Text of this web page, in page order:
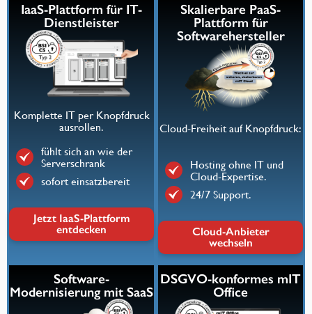
IaaS-Plattform für IT-
Dienstleister
Komplette IT per Knopfdruck
ausrollen.
fühlt sich an wie der
Serverschrank
sofort einsatzbereit
Jetzt IaaS-Plattform
entdecken
Skalierbare PaaS-
Plattform für
Softwarehersteller
Cloud-Freiheit auf Knopfdruck:
Hosting ohne IT und
Cloud-Expertise.
24/7 Support.
Cloud-Anbieter
wechseln
Software-
Modernisierung mit SaaS
DSGVO-konformes mIT
Office